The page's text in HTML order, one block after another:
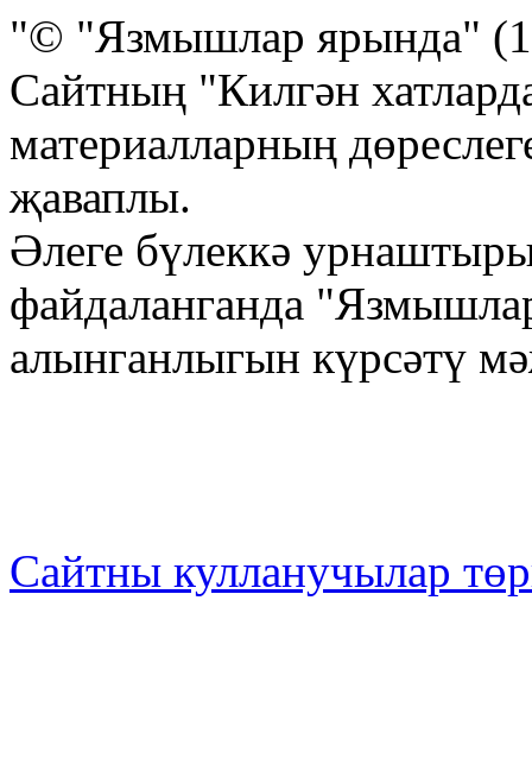
"© "Язмышлар ярында"
Сайтның "Килгән
материалларның
җаваплы.
Әлеге бүлеккә
файдаланганда
алынганлыгын күрсәтү
Сайтны кулланучылар